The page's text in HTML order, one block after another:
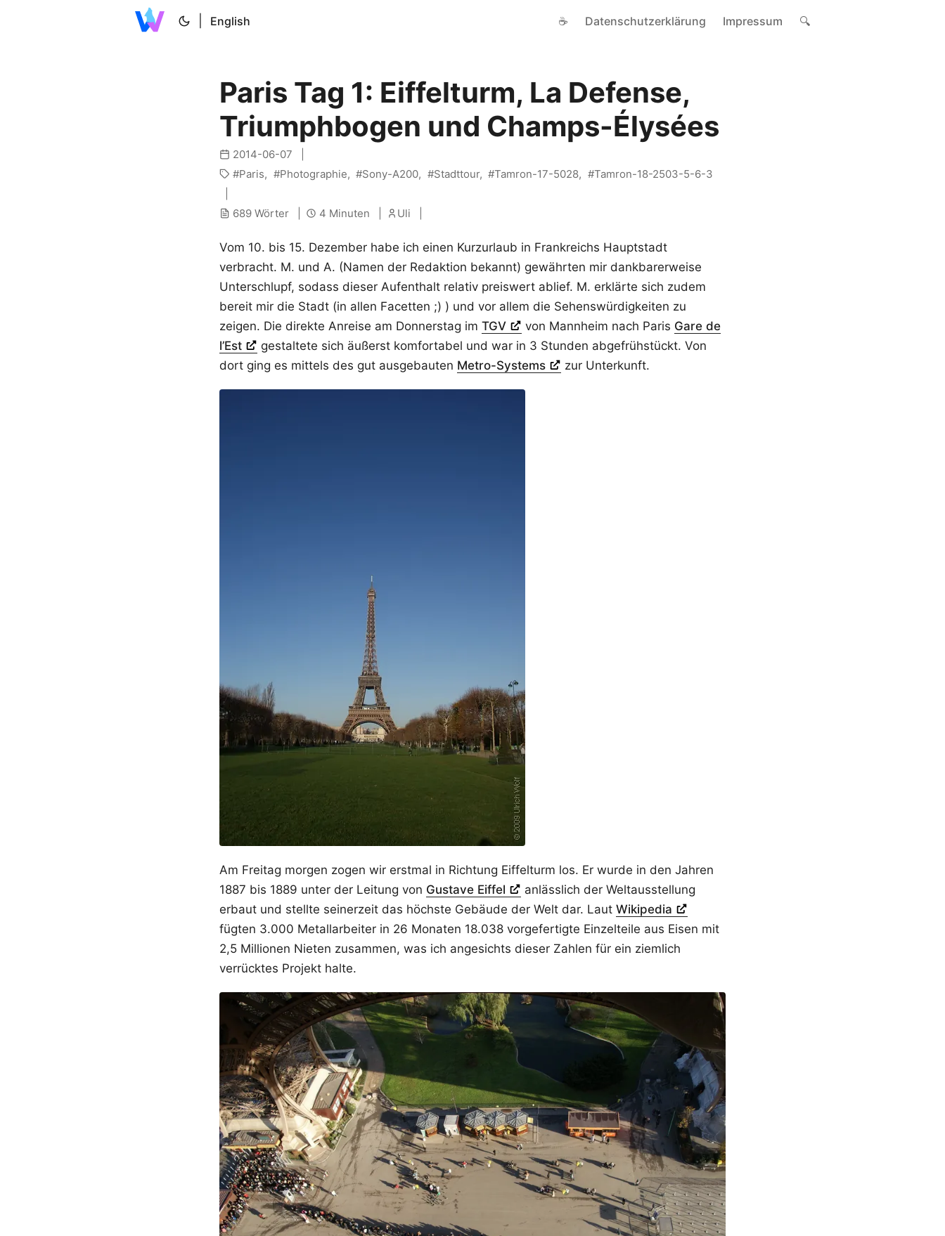
English ☕ Datenschutzerklärung Impressum 🔍
Paris Tag 1: Eiffelturm, La Defense,
Triumphbogen und Champs-Élysées
2014-06-07
Paris
Photographie Sony-A200 Stadttour Tamron-17-5028 Tamron-18-2503-5-6-3
689 Wörter 4 Minuten Uli
Vom 10. bis 15. Dezember habe ich einen Kurzurlaub in Frankreichs Hauptstadt
verbracht. M. und A. (Namen der Redaktion bekannt) gewährten mir dankbarerweise
Unterschlupf, sodass dieser Aufenthalt relativ preiswert ablief. M. erklärte sich zudem
bereit mir die Stadt (in allen Facetten ;) ) und vor allem die Sehenswürdigkeiten zu
zeigen. Die direkte Anreise am Donnerstag im TGV von Mannheim nach Paris Gare de
l’Est
gestaltete sich äußerst komfortabel und war in 3 Stunden abgefrühstückt. Von
dort ging es mittels des gut ausgebauten Metro-Systems zur Unterkunft.
Am Freitag morgen zogen wir erstmal in Richtung Eiffelturm los. Er wurde in den Jahren
1887 bis 1889 unter der Leitung von Gustave Eiffel
anlässlich der Weltausstellung
erbaut und stellte seinerzeit das höchste Gebäude der Welt dar. Laut Wikipedia
fügten 3.000 Metallarbeiter in 26 Monaten 18.038 vorgefertigte Einzelteile aus Eisen mit
2,5 Millionen Nieten zusammen, was ich angesichts dieser Zahlen für ein ziemlich
verrücktes Projekt halte.